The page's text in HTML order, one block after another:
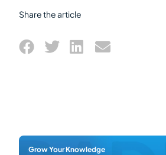
Share the article
Grow Your Knowledge